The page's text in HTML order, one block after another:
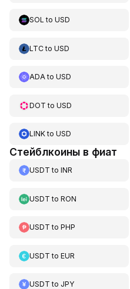
SOL to USD
LTCto USD
ADAto USD
DOT to USD
LINKto USD
Стейблкоины в фиат
USDT to INR
USDT to RON
USDT to PHP
USDT to EUR
USDT to JPY